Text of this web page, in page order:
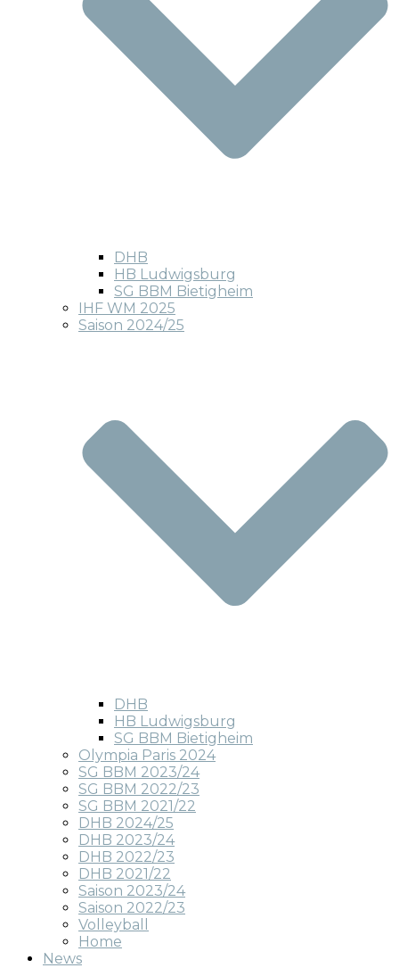
DHB
HB Ludwigsburg
SG BBM Bietigheim
IHF WM 2025
Saison 2024/25
DHB
HB Ludwigsburg
SG BBM Bietigheim
Olympia Paris 2024
SG BBM 2023/24
SG BBM 2022/23
SG BBM 2021/22
DHB 2024/25
DHB 2023/24
DHB 2022/23
DHB 2021/22
Saison 2023/24
Saison 2022/23
Volleyball
Home
News